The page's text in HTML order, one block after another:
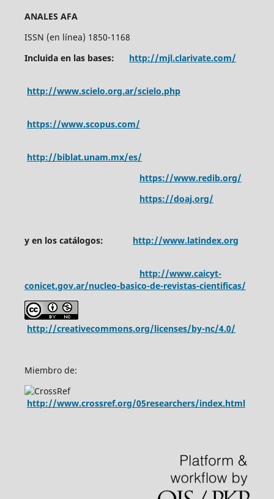
ANALES AFA
ISSN (en línea) 1850-1168
Incluida en las bases: http://mjl.clarivate.com/
http://www.scielo.org.ar/scielo.php
https://www.scopus.com/
http://biblat.unam.mx/es/
https://www.redib.org/
https://doaj.org/
y en los catálogos: http://www.latindex.org
http://www.caicyt-
conicet.gov.ar/nucleo-basico-de-revistas-cientificas/
http://creativecommons.org/licenses/by-nc/4.0/
Miembro de:
http://www.crossref.org/05researchers/index.html